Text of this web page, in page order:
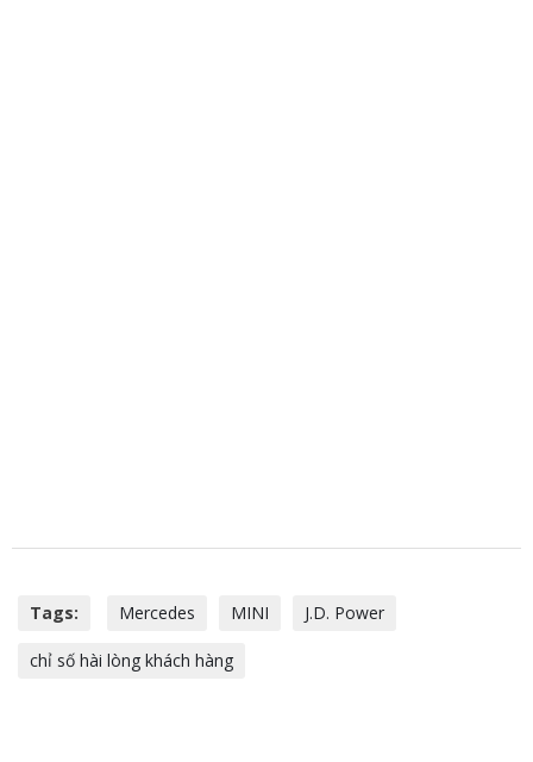
Tags: Mercedes MINI J.D. Power
chỉ số hài lòng khách hàng